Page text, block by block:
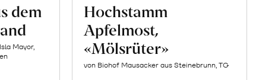
dem
Mayor,
Hochstamm
Apfelmost,
«Mölsrüter»
von Biohof Mausacker aus Steinebrunn, TG